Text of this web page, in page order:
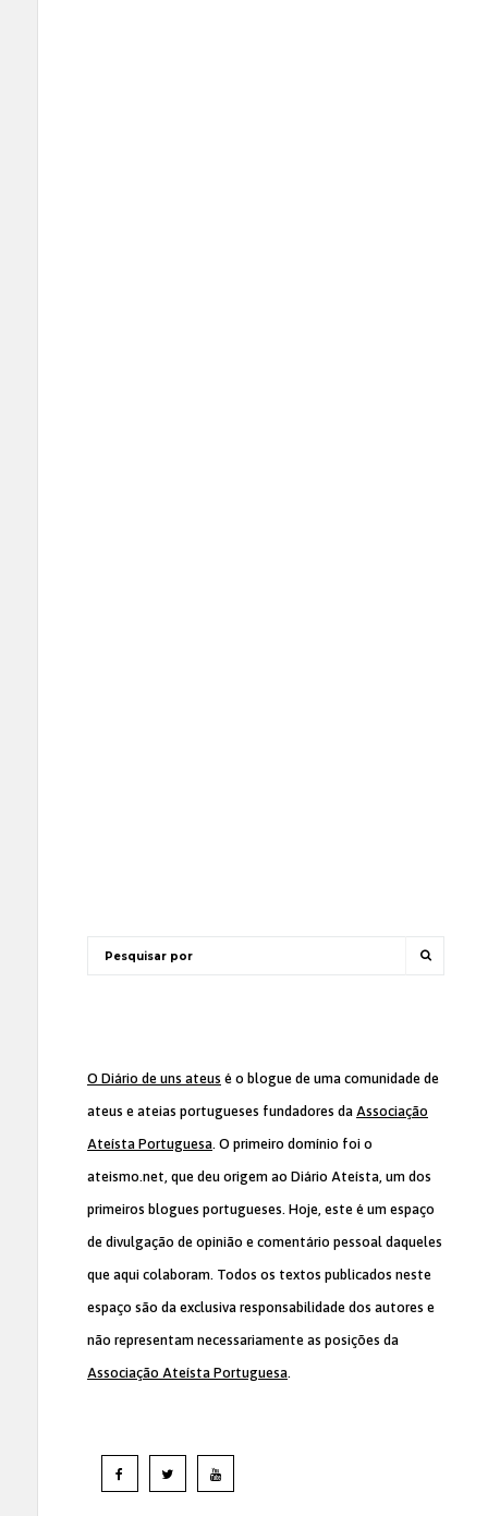
O Diário de uns ateus é o blogue de uma comunidade de
ateus e ateias portugueses fundadores da Associação
Ateísta Portuguesa. O primeiro domínio foi o
ateismo.net, que deu origem ao Diário Ateísta, um dos
primeiros blogues portugueses. Hoje, este é um espaço
de divulgação de opinião e comentário pessoal daqueles
que aqui colaboram. Todos os textos publicados neste
espaço são da exclusiva responsabilidade dos autores e
não representam necessariamente as posições da
Associação Ateísta Portuguesa.